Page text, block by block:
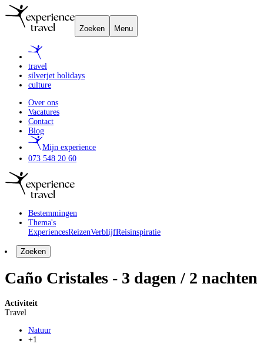
Zoeken Menu
travel
silverjet holidays
culture
Over ons
Vacatures
Contact
Blog
Mijn experience
073 548 20 60
Bestemmingen
Thema's
ExperiencesReizenVerblijfReisinspiratie
Zoeken
Caño Cristales - 3 dagen / 2 nachten
Activiteit
Travel
Natuur
+1